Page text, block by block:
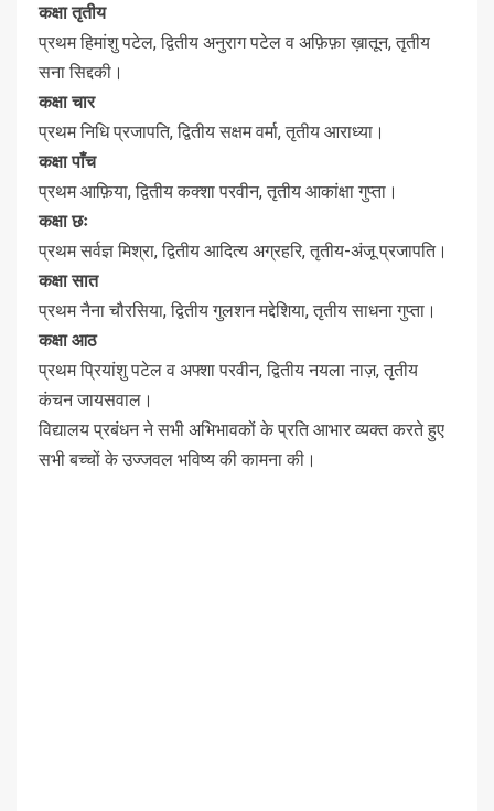
कक्षा तृतीय
प्रथम हिमांशु पटेल, द्वितीय अनुराग पटेल व अफ़िफ़ा ख़ातून, तृतीय
सना सिद्दकी।
कक्षा चार
प्रथम निधि प्रजापति, द्वितीय सक्षम वर्मा, तृतीय आराध्या।
कक्षा पाँच
प्रथम आफ़िया, द्वितीय कक्शा परवीन, तृतीय आकांक्षा गुप्ता।
कक्षा छः
प्रथम सर्वज्ञ मिश्रा, द्वितीय आदित्य अग्रहरि, तृतीय-अंजू प्रजापति।
कक्षा सात
प्रथम नैना चौरसिया, द्वितीय गुलशन मद्देशिया, तृतीय साधना गुप्ता।
कक्षा आठ
प्रथम प्रियांशु पटेल व अफ्शा परवीन, द्वितीय नयला नाज़, तृतीय
कंचन जायसवाल।
विद्यालय प्रबंधन ने सभी अभिभावकों के प्रति आभार व्यक्त करते हुए
सभी बच्चों के उज्जवल भविष्य की कामना की।